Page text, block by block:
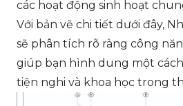
các hoạt động sinh hoạt
Với bản vẽ chi tiết dưới đây,
sẽ phân tích rõ ràng công
giúp bạn hình dung một
tiện nghi và khoa học trong